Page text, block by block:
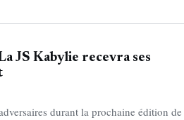
JS Kabylie recevra ses
durant la prochaine édition de